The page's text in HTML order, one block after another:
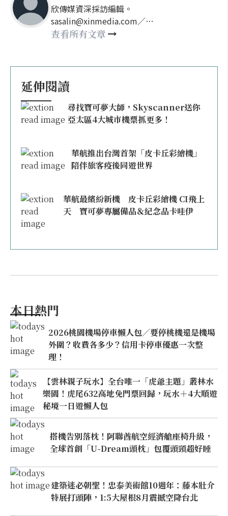
欣傳媒資深採訪編輯。
sasalin@xinmedia.com／
happy21917@gmail.com
查看所有文章
延伸閱讀
尋找寶可夢大師，Skyscanner送你
亞太區4大城市機票抓更多！
華航推出台灣首架「皮卡丘彩繪機」
陪伴旅客疫後同遊世界
華航最繽紛新機 皮卡丘彩繪機 CI飛上
天 寶可夢專屬備品＆紀念品卡哇伊
本日熱門
2026桃園機場停車懶人包／要停桃機還是機場
外圍？收費各多少？信用卡停車優惠一次整
理！
【雲林親子玩水】全台唯一「虎爺主題」叢林水
樂園！虎尾632高地免門票回歸，玩水＋4大順遊
秘境一日遊懶人包
搭機告別落枕！阿聯酋航空經濟艙座椅升級，
全球首創「U-Dream頭枕」包覆頭頸超好睡
建築迷必朝聖！忠泰美術館10週年：藤本壯介
特展打頭陣，1:5大屋根8月震撼空降台北